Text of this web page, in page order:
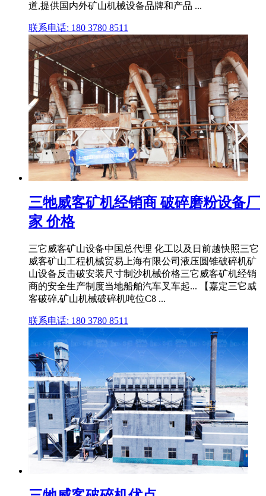
道,提供国内外矿山机械设备品牌和产品 ...
联系电话: 180 3780 8511
三牠威客矿机经销商 破碎磨粉设备厂
家 价格
三它威客矿山设备中国总代理 化工以及日前越快照三它
威客矿山工程机械贸易上海有限公司液压圆锥破碎机矿
山设备反击破安装尺寸制沙机械价格三它威客矿机经销
商的安全生产制度当地船舶汽车叉车起... 【嘉定三它威
客破碎,矿山机械破碎机吨位C8 ...
联系电话: 180 3780 8511